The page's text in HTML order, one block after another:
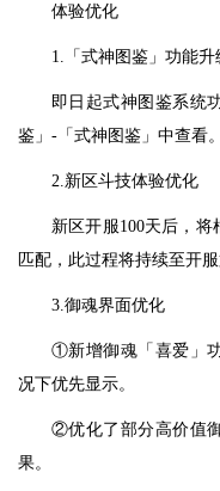
体验优化
1.「式神图鉴」功能升
即日起式神图鉴系统
鉴」-「式神图鉴」中查看。
2.新区斗技体验优化
新区开服100天后，
匹配，此过程将持续至开服
3.御魂界面优化
①新增御魂「喜爱」
况下优先显示。
②优化了部分高价值
果。